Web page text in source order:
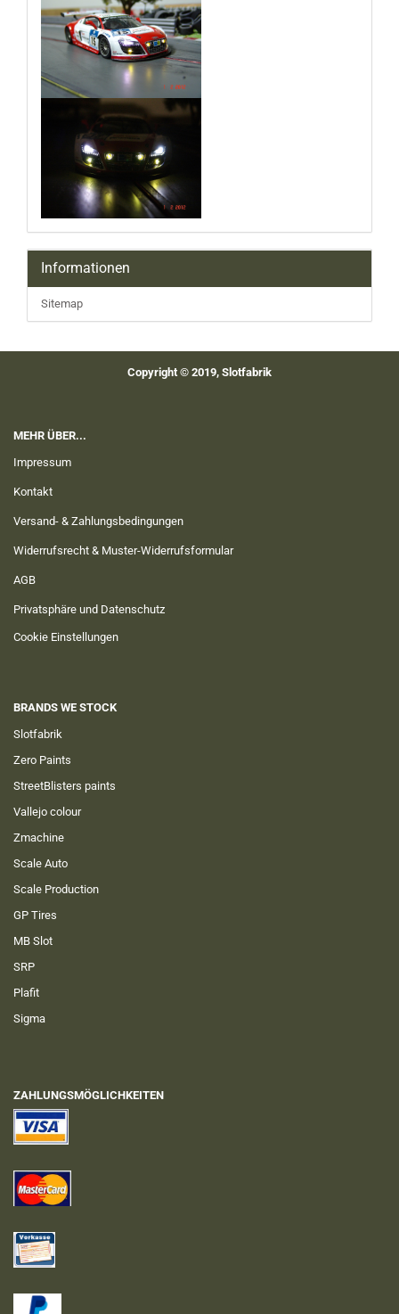
Informationen
Sitemap
Copyright © 2019, Slotfabrik
MEHR ÜBER...
Impressum
Kontakt
Versand- & Zahlungsbedingungen
Widerrufsrecht & Muster-Widerrufsformular
AGB
Privatsphäre und Datenschutz
Cookie Einstellungen
BRANDS WE STOCK
Slotfabrik
Zero Paints
StreetBlisters paints
Vallejo colour
Zmachine
Scale Auto
Scale Production
GP Tires
MB Slot
SRP
Plafit
Sigma
ZAHLUNGSMÖGLICHKEITEN